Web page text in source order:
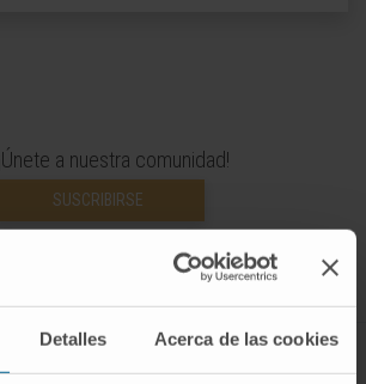
Detalles Acerca de las cookies
¡Únete a nuestra comunidad!
SUSCRIBIRSE
Y TRATAMIENTOS